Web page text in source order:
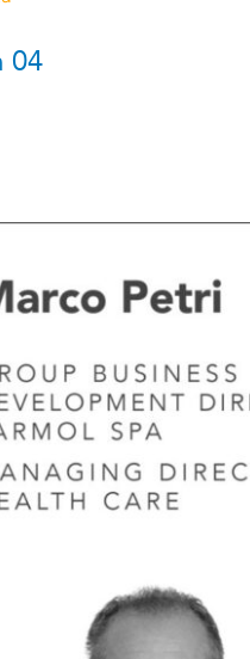
04